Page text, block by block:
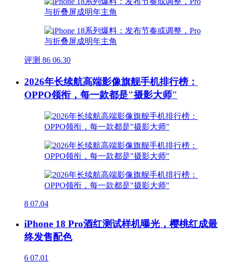
评测 86 06.30
2026年长续航高端影像旗舰手机排行榜：
OPPO领衔，每一款都是"摄影大师"
8 07.04
iPhone 18 Pro酒红测试样机曝光，樱桃红成最
终发售配色
6 07.01